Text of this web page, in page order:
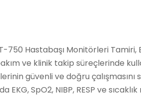
750 Hastabaşı Monitörleri Tamiri,
ve klinik takip süreçlerinde
güvenli ve doğru çalışmasını
EKG, SpO2, NIBP, RESP ve